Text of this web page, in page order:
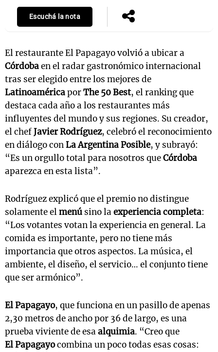
Escuchá la nota
El restaurante El Papagayo volvió a ubicar a
Córdobaen el radar gastronómico internacional
tras ser elegido entre los mejores de
LatinoaméricaporThe 50 Best, el ranking que
destaca cada año a los restaurantes más
influyentes del mundo y sus regiones. Su creador,
el chefJavier Rodríguez, celebró el reconocimiento
en diálogo conLa Argentina Posible, y subrayó:
“Es un orgullo total para nosotros queCórdoba
aparezca en esta lista”.
Rodríguez explicó que el premio no distingue
solamente elmenú sino laexperiencia completa:
“Los votantes votan la experiencia en general. La
comida es importante, pero no tiene más
importancia que otros aspectos. La música, el
ambiente, el diseño, el servicio… el conjunto tiene
que ser armónico”.
El Papagayo, que funciona en un pasillo de apenas
2,30 metros de ancho por 36 de largo, es una
prueba viviente de esaalquimia. “Creo que
ElPapagayocombina un poco todas esas cosas: